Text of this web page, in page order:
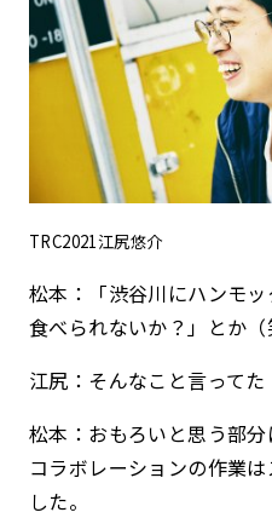
TRC2021江尻悠介
松本：「渋谷川にハンモ
食べられないか？」とか（
江尻：そんなこと言ってた
松本：おもろいと思う部分
コラボレーションの作業
した。